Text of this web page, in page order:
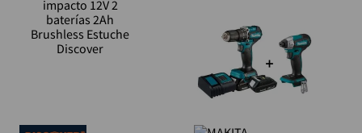
mototool
taladro inalámbrico